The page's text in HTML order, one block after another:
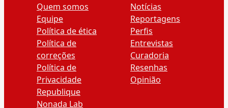
Quem somos
Equipe
Política de ética
Política de
correções
Política de
Privacidade
Republique
Nonada Lab
Notícias
Reportagens
Perfis
Entrevistas
Curadoria
Resenhas
Opinião